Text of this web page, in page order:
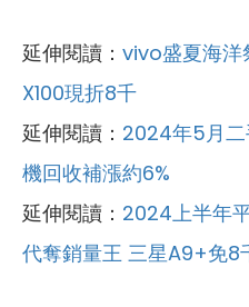
延伸閱讀： vivo盛夏海洋
X100現折8千
延伸閱讀： 2024年5月二
機回收補漲約6%
延伸閱讀： 2024上半年
代奪銷量王 三星A9+免8